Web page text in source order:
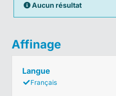
Aucun résultat
Affinage
Langue
Français